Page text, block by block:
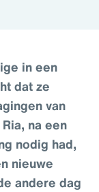
in een
dat ze
van
na een
nodig had,
nieuwe
andere dag